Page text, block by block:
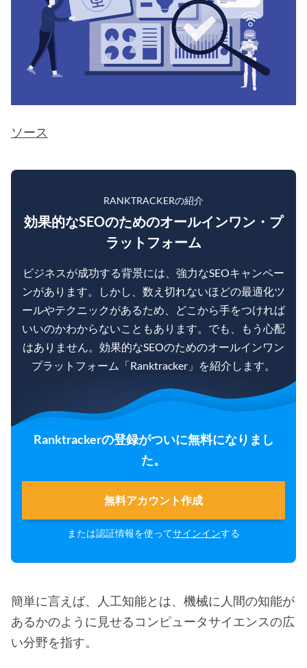
ソース
RANKTRACKERの紹介
効果的なSEOのためのオールインワン・プ
ラットフォーム
ビジネスが成功する背景には、強力なSEOキャンペー
ンがあります。しかし、数え切れないほどの最適化ツ
ールやテクニックがあるため、どこから手をつければ
いいのかわからないこともあります。でも、もう心配
はありません。効果的なSEOのためのオールインワン
プラットフォーム「Ranktracker」を紹介します。
Ranktrackerの登録がついに無料になりまし
た。
無料アカウント作成
または認証情報を使ってサインインする
簡単に言えば、人工知能とは、機械に人間の知能が
あるかのように見せるコンピュータサイエンスの広
い分野を指す。